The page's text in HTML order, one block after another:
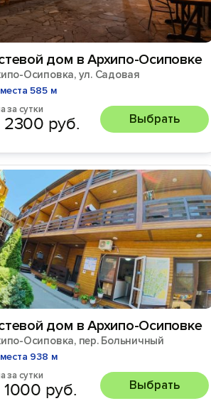
дом в Архипо-Осиповке
Осиповка, ул. Садовая
585 м
за сутки
2300 руб. Выбрать
дом в Архипо-Осиповке
Осиповка, пер. Больничный
938 м
за сутки
1000 руб. Выбрать